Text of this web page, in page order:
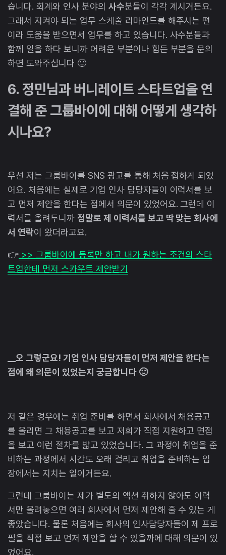
습니다. 회계와 인사 분야의 사수분들이 각각 계시거든요.
그래서 지켜야 되는 업무 스케줄 리마인드를 해주시는 편
이라 도움을 받으면서 업무를 하고 있습니다. 사수분들과
함께 일을 하다 보니까 어려운 부분이나 힘든 부분을 문의
하면 도와주십니다 🙂
6. 정민님과 버니레이트 스타트업을 연
결해 준 그룹바이에 대해 어떻게 생각하
시나요?
우선 저는 그룹바이를 SNS 광고를 통해 처음 접하게 되었
어요. 처음에는 실제로 기업 인사 담당자들이 이력서를 보
고 먼저 제안을 한다는 점에서 의문이 있었어요. 그런데 이
력서를 올려두니까 정말로 제 이력서를 보고 딱 맞는 회사에
서 연락이 왔더라고요.
👉>> 그룹바이에 등록만 하고 내가 원하는 조건의 스타
트업한테 먼저 스카우트 제안받기
__오 그렇군요! 기업 인사 담당자들이 먼저 제안을 한다는
점에 왜 의문이 있었는지 궁금합니다 🙂
저 같은 경우에는 취업 준비를 하면서 회사에서 채용공고
를 올리면 그 채용공고를 보고 저희가 직접 지원하고 면접
을 보고 이런 절차를 밟고 있었습니다. 그 과정이 취업을 준
비하는 과정에서 시간도 오래 걸리고 취업을 준비하는 입
장에서는 지치는 일이거든요.
그런데 그룹바이는 제가 별도의 액션 취하지 않아도 이력
서만 올려놓으면 여러 회사에서 먼저 제안해 줄 수 있는 게
좋았습니다. 물론 처음에는 회사의 인사담당자들이 제 프로
필을 직접 보고 먼저 제안을 할 수 있을까에 대해 의문이 있
었어요.